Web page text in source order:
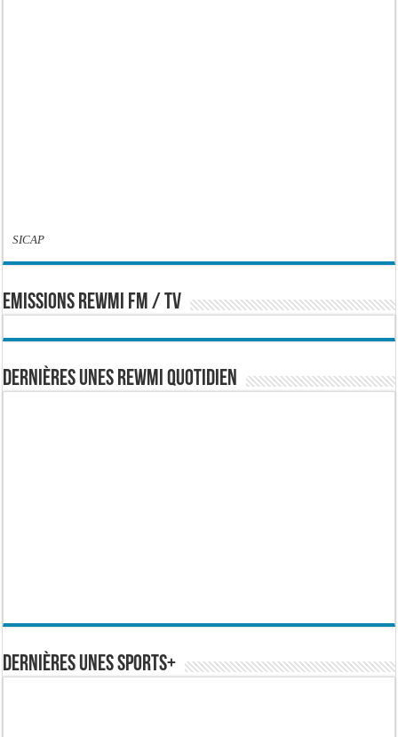
SICAP
EMISSIONS REWMI FM / TV
Dernières Unes Rewmi Quotidien
Dernières Unes Sports+